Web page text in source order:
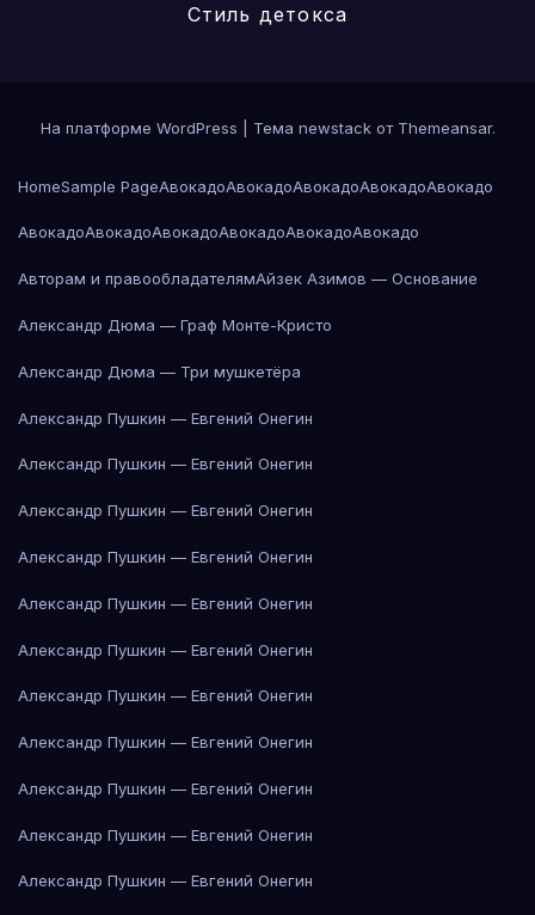
Стиль детокса
На платформе WordPress Тема newstack от Themeansar.
HomeSample PageАвокадоАвокадоАвокадоАвокадоАвокадо
АвокадоАвокадоАвокадоАвокадоАвокадоАвокадо
Авторам и правообладателямАйзек Азимов — Основание
Александр Дюма — Граф Монте-Кристо
Александр Дюма — Три мушкетёра
Александр Пушкин — Евгений Онегин
Александр Пушкин — Евгений Онегин
Александр Пушкин — Евгений Онегин
Александр Пушкин — Евгений Онегин
Александр Пушкин — Евгений Онегин
Александр Пушкин — Евгений Онегин
Александр Пушкин — Евгений Онегин
Александр Пушкин — Евгений Онегин
Александр Пушкин — Евгений Онегин
Александр Пушкин — Евгений Онегин
Александр Пушкин — Евгений Онегин